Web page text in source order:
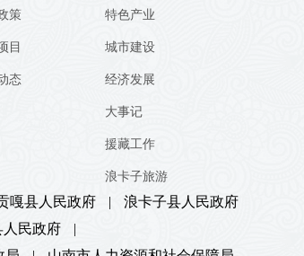
策
目
态
特色产业
城市建设
经济发展
大事记
援藏工作
浪卡子旅游
嘎县人民政府 |
浪卡子县人民政府
人民政府
|